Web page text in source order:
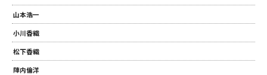
山本浩一
小川香織
松下香織
陣内倫洋